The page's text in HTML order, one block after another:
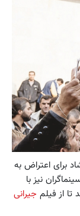
برای اعتراض به
نیز با
تا از فیلم جیرانی